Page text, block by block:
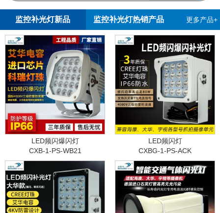
监控补光灯新品 监控补光灯热销产品 更多产品+
LED频闪爆闪灯
CXB-1-PS-WB21
LED频闪灯
CXBG-1-PS-ACK